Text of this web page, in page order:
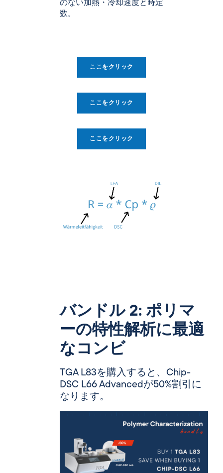
のない加熱・冷却速度と時定
数。
ここをクリック
ここをクリック
ここをクリック
バンドル 2: ポリマ
ーの特性解析に最適
なコンビ
TGA L83を購入すると、Chip-
DSC L66 Advancedが50%割引に
なります。